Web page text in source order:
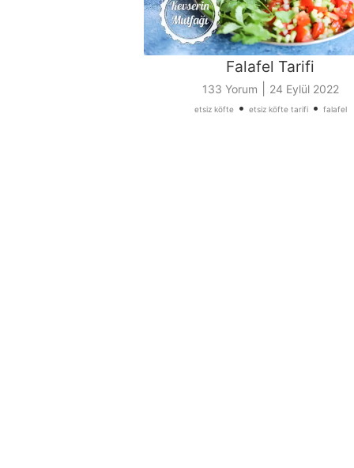
Falafel Tarifi
133 Yorum 24 Eylül 2022
etsiz köfte• etsiz köfte tarifi• falafel